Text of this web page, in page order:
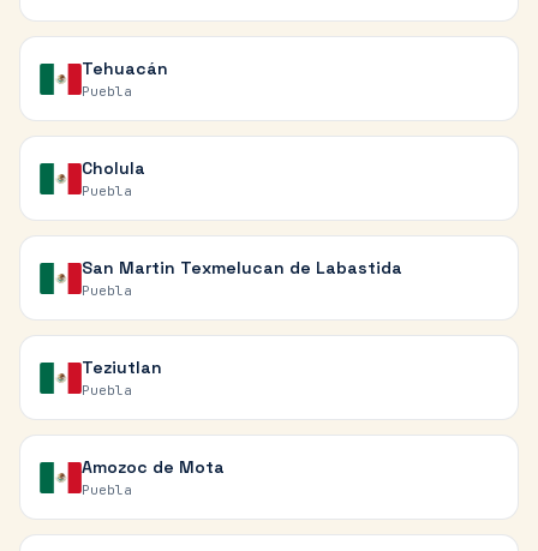
Tehuacán
Puebla
Cholula
Puebla
San Martin Texmelucan de Labastida
Puebla
Teziutlan
Puebla
Amozoc de Mota
Puebla